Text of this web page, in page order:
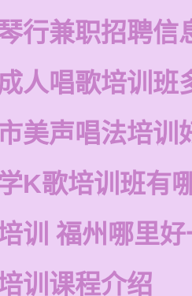
行兼职招聘信
人唱歌培训班
美声唱法培训
K歌培训班有
训 福州哪里
训课程介绍